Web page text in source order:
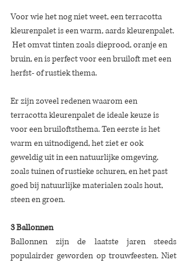
Voor wie het nog niet weet, een terracotta
kleurenpalet is een warm, aards kleurenpalet.
Het omvat tinten zoals dieprood, oranje en
bruin, en is perfect voor een bruiloft met een
herfst- of rustiek thema.
Er zijn zoveel redenen waarom een
terracotta kleurenpalet de ideale keuze is
voor een bruiloftsthema. Ten eerste is het
warm en uitnodigend, het ziet er ook
geweldig uit in een natuurlijke omgeving,
zoals tuinen of rustieke schuren, en het past
goed bij natuurlijke materialen zoals hout,
steen en groen.
3 Ballonnen
Ballonnen zijn de laatste jaren steeds
populairder geworden op trouwfeesten. Niet